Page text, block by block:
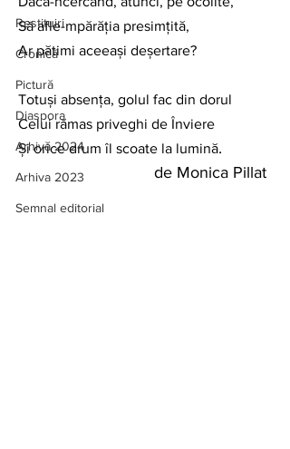
Restituiri
Cronică
Pictură
Diaspora
Arhivă 2024
Arhiva 2023
Semnal editorial
Să afle-mpărăția presimțită,
Ar pătimi aceeași deșertare?
Totuși absența, golul fac din dorul
Celui rămas priveghi de Înviere
Și orice drum îl scoate la lumină.
de Monica Pillat